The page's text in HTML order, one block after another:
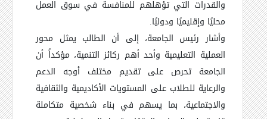
والقدرات التي تؤهلهم للمنافسة في سوق العمل
محليًا وإقليميًا ودوليًا.
وأشار رئيس الجامعة، إلى أن الطالب يمثل محور
العملية التعليمية وأحد أهم ركائز التنمية، مؤكداً أن
الجامعة تحرص على تقديم مختلف أوجه الدعم
والرعاية للطلاب على المستويات الأكاديمية والثقافية
والاجتماعية، بما يسهم في بناء شخصية متكاملة